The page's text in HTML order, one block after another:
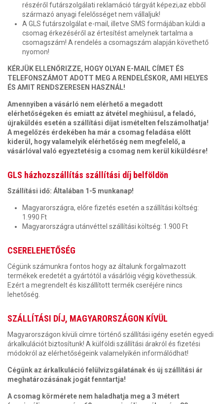
részéről futárszolgálati reklamáció tárgyát képezi,az ebből
származó anyagi felelősséget nem vállaljuk!
A GLS futárszolgálat e-mail, illetve SMS formájában küldi a
csomag érkezéséről az értesítést amelynek tartalma a
csomagszám! A rendelés a csomagszám alapján követhető
nyomon!
KÉRJÜK ELLENŐRIZZE, HOGY OLYAN E-MAIL CÍMET ÉS
TELEFONSZÁMOT ADOTT MEG A RENDELÉSKOR, AMI HELYES
ÉS AMIT RENDSZERESEN HASZNÁL!
Amennyiben a vásárló nem elérhető a megadott
elérhetőségeken és emiatt az átvétel meghiúsul, a feladó,
újraküldés esetén a szállítási díjat ismételten felszámolhatja!
A megelőzés érdekében ha már a csomag feladása előtt
kiderül, hogy valamelyik elérhetőség nem megfelelő, a
vásárlóval való egyeztetésig a csomag nem kerül kiküldésre!
GLS házhozszállítás szállítási díj belföldön
Szállítási idő: Általában 1-5 munkanap!
Magyarországra, előre fizetés esetén a szállítási költség:
1.990 Ft
Magyarországra utánvéttel szállítási költség: 1.900 Ft
CSERELEHETŐSÉG
Cégünk számunkra fontos hogy az általunk forgalmazott
termékek eredetét a gyártótól a vásárlóig végig követhessük.
Ezért a megrendelt és kiszállított termék cseréjére nincs
lehetőség.
SZÁLLÍTÁSI DÍJ, MAGYARORSZÁGON KÍVÜL
Magyarországon kívüli címre történő szállítási igény esetén egyedi
árkalkulációt biztosítunk! A külföldi szállítási árakról és fizetési
módokról az elérhetőségeink valamelyikén informálódhat!
Cégünk az árkalkuláció felülvizsgálatának és új szállítási ár
meghatározásának jogát fenntartja!
A csomag körmérete nem haladhatja meg a 3 métert